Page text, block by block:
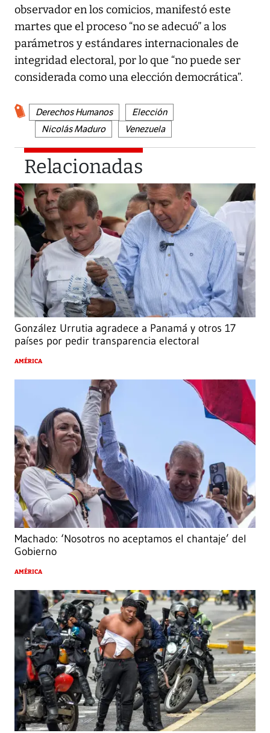
observador en los comicios, manifestó este
martes que el proceso “no se adecuó” a los
parámetros y estándares internacionales de
integridad electoral, por lo que “no puede ser
considerada como una elección democrática”.
Derechos Humanos
Elección
Nicolás Maduro
Venezuela
Relacionadas
González Urrutia agradece a Panamá y otros 17
países por pedir transparencia electoral
AMÉRICA
Machado: ‘Nosotros no aceptamos el chantaje’ del
Gobierno
AMÉRICA